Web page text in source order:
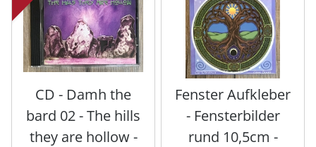
CD - Damh the
bard 02 - The hills
they are hollow -
Fenster Aufkleber
- Fensterbilder
rund 10,5cm -